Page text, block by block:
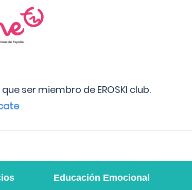
ser miembro de EROSKI club.
Educación Emocional